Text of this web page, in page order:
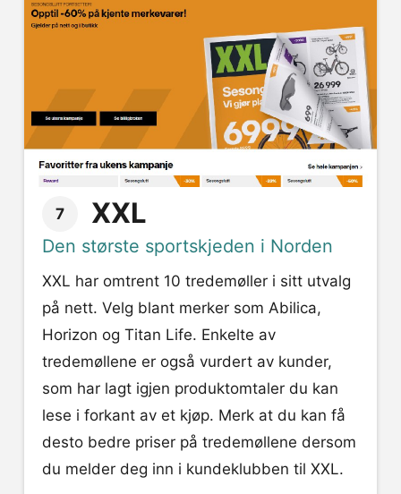
7 XXL
Den største sportskjeden i Norden
XXL har omtrent 10 tredemøller i sitt utvalg
på nett. Velg blant merker som Abilica,
Horizon og Titan Life. Enkelte av
tredemøllene er også vurdert av kunder,
som har lagt igjen produktomtaler du kan
lese i forkant av et kjøp. Merk at du kan få
desto bedre priser på tredemøllene dersom
du melder deg inn i kundeklubben til XXL.